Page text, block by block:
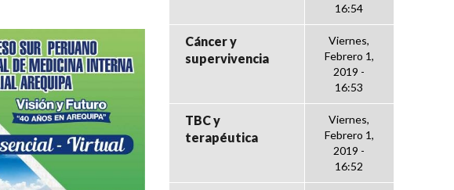
16:54
Cáncer y
supervivencia
Viernes,
Febrero 1,
2019 -
16:53
TBC y
terapéutica
Viernes,
Febrero 1,
2019 -
16:52